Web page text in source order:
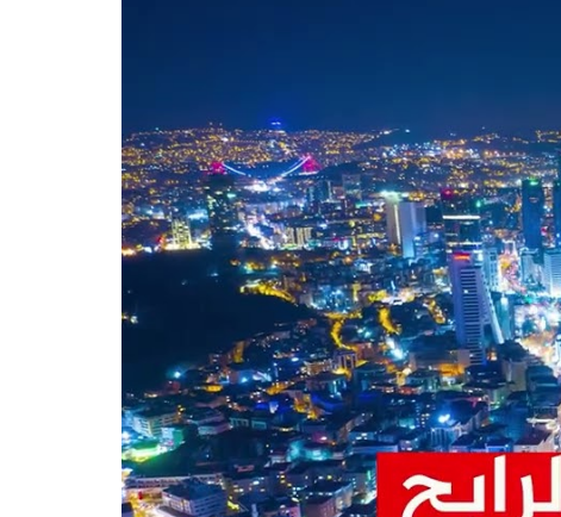
إعادة بيع
نقدي
D-306
إعادة بيع
مجمع عقاري جاهز
للسكن مباشرة في
بورصة في منطقة
عثمان غازي.
جاهز 2
1 نقدي
بورصة - عثمان غازي
D-307